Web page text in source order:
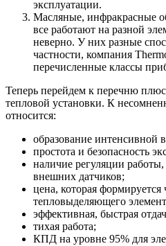
эксплуатации.
Масляные, инфракрасные
все работают на разной
неверно. У них разные
частности, компания
перечисленные классы
Теперь перейдем к перечню
тепловой установки. К
относится:
образование интенсивной
простота и безопасность
наличие регуляции
внешних датчиков;
цена, которая
тепловыделяющего
эффективная, быстрая
тихая работа;
КПД на уровне 95% для